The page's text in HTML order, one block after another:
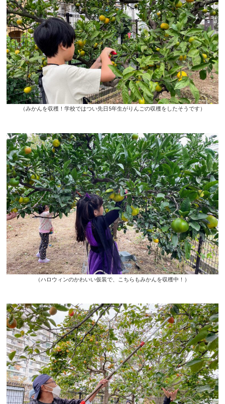
（みかんを収穫！学校ではつい先日5年生がりんごの収穫をしたそうです）
（ハロウィンのかわいい仮装で、こちらもみかんを収穫中！）